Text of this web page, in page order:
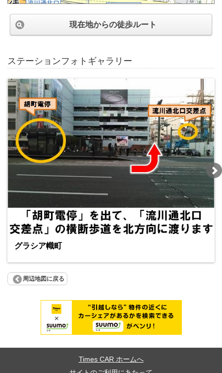
現在地からの徒歩ルート
ステーションフォトギャラリー
グラシア幟町
周辺地図に戻る
Times CAR ホームへ